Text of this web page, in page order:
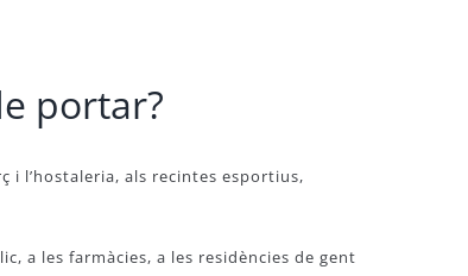
portar?
i l’hostaleria, als recintes esportius,
a les farmàcies, a les residències de gent